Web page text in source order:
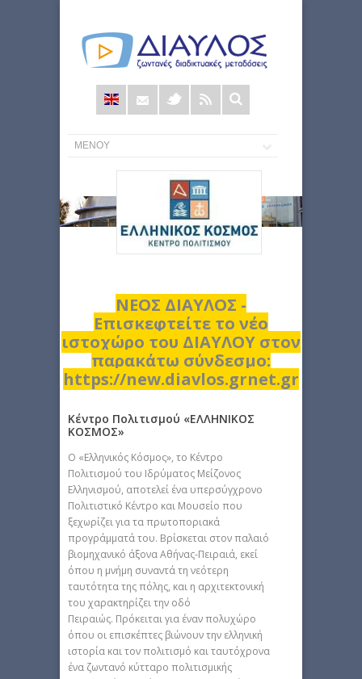
Φόρμα
αναζήτησης
ΝΕΟΣ ΔΙΑΥΛΟΣ -
Επισκεφτείτε το νέο
ιστοχώρο του ΔΙΑΥΛΟΥ στον
παρακάτω σύνδεσμο:
https://new.diavlos.grnet.gr
Κέντρο Πολιτισμού «ΕΛΛΗΝΙΚΟΣ
ΚΟΣΜΟΣ»
Ο «Ελληνικός Κόσμος», το Κέντρο
Πολιτισμού του Ιδρύματος Μείζονος
Ελληνισμού, αποτελεί ένα υπερσύγχρονο
Πολιτιστικό Κέντρο και Mουσείο που
ξεχωρίζει για τα πρωτοποριακά
προγράμματά του. Βρίσκεται στον παλαιό
βιομηχανικό άξονα Αθήνας-Πειραιά, εκεί
όπου η μνήμη συναντά τη νεότερη
ταυτότητα της πόλης, και η αρχιτεκτονική
του χαρακτηρίζει την οδό
Πειραιώς. Πρόκειται για έναν πολυχώρο
όπου οι επισκέπτες βιώνουν την ελληνική
ιστορία και τον πολιτισμό και ταυτόχρονα
ένα ζωντανό κύτταρο πολιτισμικής